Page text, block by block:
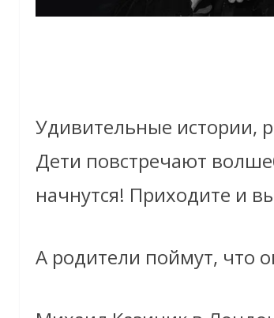
Удивительные истории,
Дети повстречают
начнутся! Приходите и
А родители поймут, что